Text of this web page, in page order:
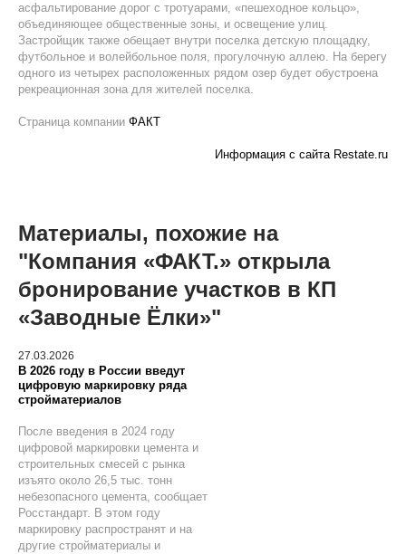
асфальтирование дорог с тротуарами, «пешеходное кольцо»,
объединяющее общественные зоны, и освещение улиц.
Застройщик также обещает внутри поселка детскую площадку,
футбольное и волейбольное поля, прогулочную аллею. На берегу
одного из четырех расположенных рядом озер будет обустроена
рекреационная зона для жителей поселка.
Страница компании ФАКТ
Информация с сайта Restate.ru
Материалы, похожие на
"Компания «ФАКТ.» открыла
бронирование участков в КП
«Заводные Ёлки»"
27.03.2026
В 2026 году в России введут
цифровую маркировку ряда
стройматериалов
После введения в 2024 году
цифровой маркировки цемента и
строительных смесей с рынка
изъято около 26,5 тыс. тонн
небезопасного цемента, сообщает
Росстандарт. В этом году
маркировку распространят и на
другие стройматериалы и